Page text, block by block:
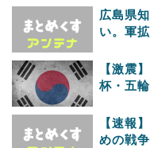
広島県
い。軍
【激震
杯・五
【速報
めの戦